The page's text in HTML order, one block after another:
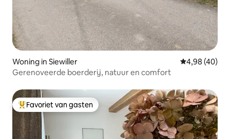
Woning in Siewiller Gemiddelde
4,98 (40)
Gerenoveerde boerderij, natuur en comfort
Topfavoriet van gasten
Favoriet van gasten